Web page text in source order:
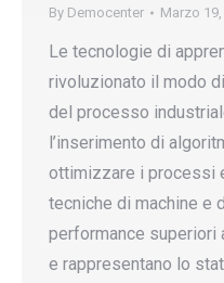
By Democenter Marzo
Le tecnologie di
rivoluzionato il modo
del processo
l’inserimento di
ottimizzare i processi
tecniche di machine e
performance superiori
e rappresentano lo